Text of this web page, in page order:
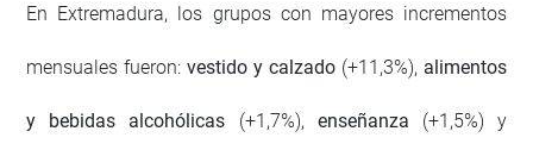
En Extremadura, los grupos con mayores incrementos
mensuales fueron:vestido y calzado(+11,3%), alimentos
y bebidas alcohólicas (+1,7%), enseñanza (+1,5%) y